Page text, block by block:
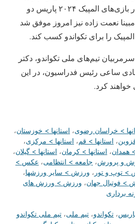
برخورداری برای حضور در بازی‌های المپیک ۲۰۲۴ پاریس دو
نعمت زاده نیز امروز موفق شد
را برای تکواندو کسب کند.
تیم‌های ملی تکواندو، دکتر
ساعی رئیس فدراسیون، در این
کرد.
> خراسان رضوی، استانها > خوزستان،
، استانها > قم، استانها > مرکزی،
> همدان، استانها > کرمان، استانها > گیلان،
و پرورش، جامعه > انتظامی، عکس >
> توپ و تور ، ورزش > سایر ورزشها،
> فوتبال جهان، ورزش > ورزش های
برداری
، تکواندو، تیم ملی، تیم ملی تکواندو